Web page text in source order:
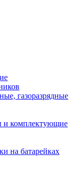
газоразрядные
и комплектующие
на батарейках